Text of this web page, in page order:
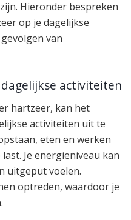
Hieronder bespreken
op je dagelijkse
van
activiteiten
hartzeer, kan het
activiteiten uit te
eten en werken
Je energieniveau kan
uitgeput voelen.
optreden, waardoor je